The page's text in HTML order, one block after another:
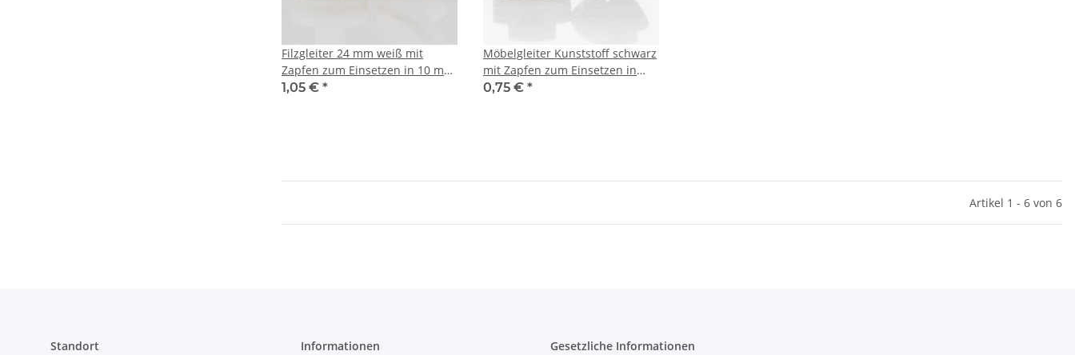
Filzgleiter 24 mm weiß mit
Zapfen zum Einsetzen in 10 mm
Bohrungen
1,05 € *
Möbelgleiter Kunststoff schwarz
mit Zapfen zum Einsetzen in
15mm Bohrungen
0,75 € *
Artikel 1 - 6 von 6
Standort
Informationen Gesetzliche Informationen